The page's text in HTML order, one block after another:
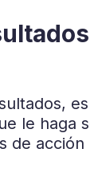
le haga
de